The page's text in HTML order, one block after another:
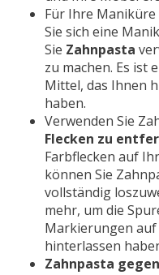
Für Ihre
Sie sich eine
Sie Zahnpasta
zu machen. Es ist
Mittel, das Ihnen
haben.
Verwenden Sie
Flecken zu
Farbflecken auf
können Sie
vollständig
mehr, um die
Markierungen auf
hinterlassen
Zahnpasta